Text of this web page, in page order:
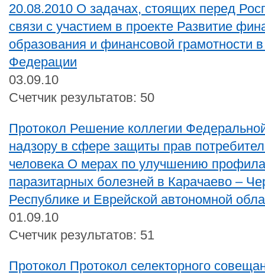
20.08.2010 О задачах, стоящих перед
связи с участием в проекте Развитие
образования и финансовой грамотности
Федерации
03.09.10
Счетчик результатов: 50
Протокол Решение коллегии
надзору в сфере защиты прав
человека О мерах по улучшению
паразитарных болезней в Карачаево –
Республике и Еврейской автономной
01.09.10
Счетчик результатов: 51
Протокол Протокол селекторного